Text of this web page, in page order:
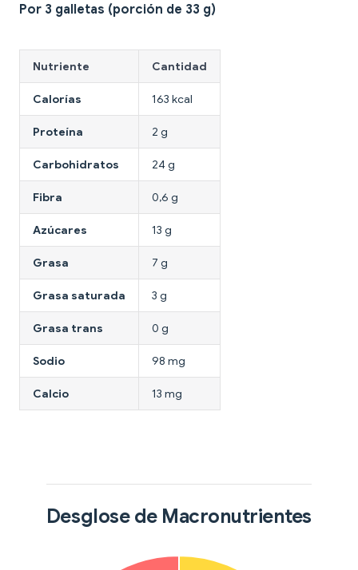
Por 3 galletas (porción de 33 g)
Nutriente Cantidad
Calorías 163 kcal
Proteína 2 g
Carbohidratos 24 g
Fibra 0,6 g
Azúcares 13 g
Grasa 7 g
Grasa saturada 3 g
Grasa trans 0 g
Sodio 98 mg
Calcio 13 mg
Desglose de Macronutrientes